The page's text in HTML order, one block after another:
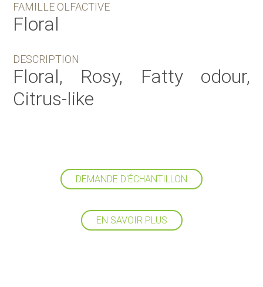
FAMILLE OLFACTIVE
Floral
DESCRIPTION
Floral, Rosy, Fatty odour,
Citrus-like
DEMANDE D'ÉCHANTILLON
EN SAVOIR PLUS